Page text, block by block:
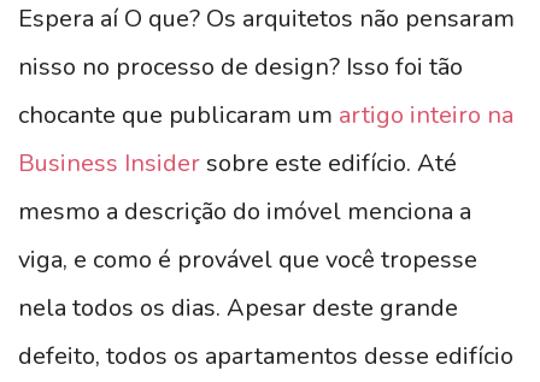
Espera aí O que? Os arquitetos não pensaram
nisso no processo de design? Isso foi tão
chocante que publicaram um artigo inteiro na
Business Insider sobre este edifício. Até
mesmo a descrição do imóvel menciona a
viga, e como é provável que você tropesse
nela todos os dias. Apesar deste grande
defeito, todos os apartamentos desse edifício